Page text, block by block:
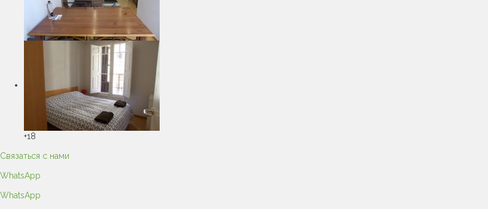
+18
Связаться с нами
WhatsApp
WhatsApp